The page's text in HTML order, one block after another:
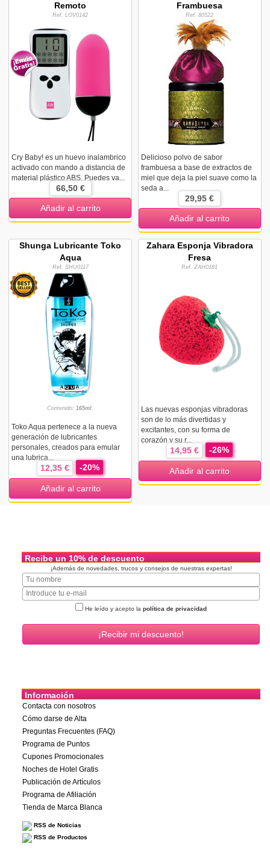
Remoto
Ref. LOV0142
Cry Baby! es un huevo inalambrico
activado con mando a distancia de
material plástico ABS. Puedes va...
66,50 €
Añadir al carrito
Frambuesa
Ref. 80522
Delicioso polvo de sabor
frambuesa a base de extractos de
miel que deja la piel suave como la
seda a...
29,95 €
Añadir al carrito
Shunga Lubricante Toko
Aqua
Ref. SHU0117
Contenido:165ml.
Toko Aqua pertenece a la nueva
generación de lubricantes
personales, creados para emular
una lubrica...
12,35 € -20%
Añadir al carrito
Zahara Esponja Vibradora
Fresa
Ref. ZAH0181
Las nuevas esponjas vibradoras
son de lo más divertidas y
excitantes, con su forma de
corazón y su r...
14,95 € -26%
Añadir al carrito
Recibe un 10% de descuento
¡Además de novedades, trucos y consejos de nuestras expertas!
He leído y acepto la política de privacidad
Información
Contacta con nosotros
Cómo darse de Alta
Preguntas Frecuentes (FAQ)
Programa de Puntos
Cupones Promocionales
Noches de Hotel Gratis
Publicación de Artículos
Programa de Afiliación
Tienda de Marca Blanca
RSS de Noticias
RSS de Productos